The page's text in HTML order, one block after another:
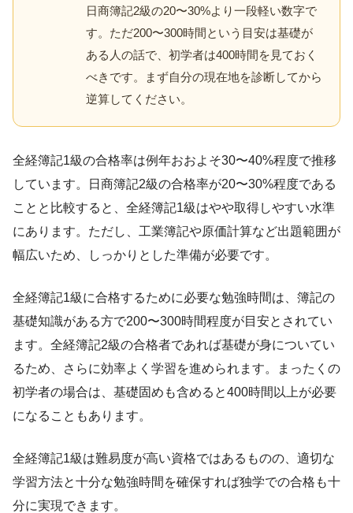
日商簿記2級の20〜30%より一段軽い数字で
す。ただ200〜300時間という目安は基礎が
ある人の話で、初学者は400時間を見ておく
べきです。まず自分の現在地を診断してから
逆算してください。
全経簿記1級の合格率は例年おおよそ30〜40%程度で推移
しています。日商簿記2級の合格率が20〜30%程度である
ことと比較すると、全経簿記1級はやや取得しやすい水準
にあります。ただし、工業簿記や原価計算など出題範囲が
幅広いため、しっかりとした準備が必要です。
全経簿記1級に合格するために必要な勉強時間は、簿記の
基礎知識がある方で200〜300時間程度が目安とされてい
ます。全経簿記2級の合格者であれば基礎が身についてい
るため、さらに効率よく学習を進められます。まったくの
初学者の場合は、基礎固めも含めると400時間以上が必要
になることもあります。
全経簿記1級は難易度が高い資格ではあるものの、適切な
学習方法と十分な勉強時間を確保すれば独学での合格も十
分に実現できます。